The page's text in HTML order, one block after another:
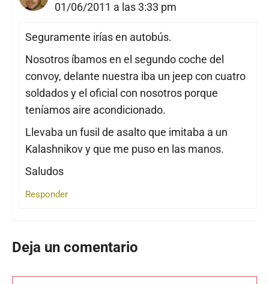
01/06/2011 a las 3:33 pm
Seguramente irías en autobús.
Nosotros íbamos en el segundo coche del
convoy, delante nuestra iba un jeep con cuatro
soldados y el oficial con nosotros porque
teníamos aire acondicionado.
Llevaba un fusil de asalto que imitaba a un
Kalashnikov y que me puso en las manos.
Saludos
Responder
Deja un comentario